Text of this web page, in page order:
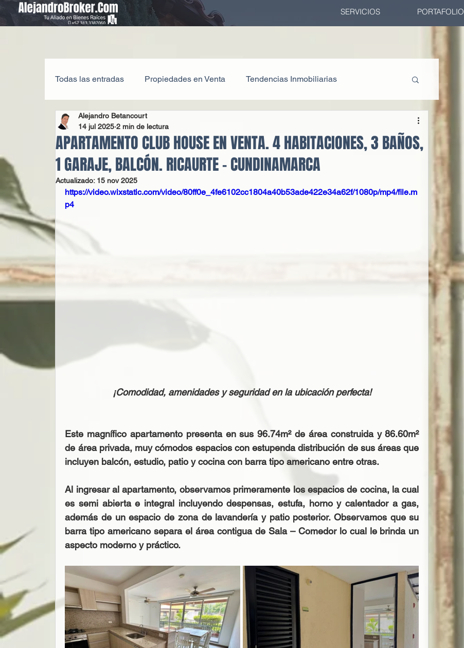
SERVICIOS PORTAFOLIO
Todas las entradas Propiedades en Venta Tendencias Inmobiliarias
Guías Inmobiliarias
APARTAMENTO CLUB HOUSE EN VENTA. 4 HABITACIONES, 3 BAÑOS,
1 GARAJE, BALCÓN. RICAURTE - CUNDINAMARCA
Alejandro Betancourt
14 jul 2025 2 min de lectura
Actualizado: 15 nov 2025
https://video.wixstatic.com/video/80ff0e_4fe6102cc1804a40b53ade422e34a62f/1080p/mp4/file.m
p4
¡Comodidad, amenidades y seguridad en la ubicación perfecta!
Este magnífico apartamento presenta en sus 96.74m² de área construida y 86.60m²
de área privada, muy cómodos espacios con estupenda distribución de sus áreas que
incluyen balcón, estudio, patio y cocina con barra tipo americano entre otras.
Al ingresar al apartamento, observamos primeramente los espacios de cocina, la cual
es semi abierta e integral incluyendo despensas, estufa, horno y calentador a gas,
además de un espacio de zona de lavandería y patio posterior. Observamos que su
barra tipo americano separa el área contigua de Sala – Comedor lo cual le brinda un
aspecto moderno y práctico.